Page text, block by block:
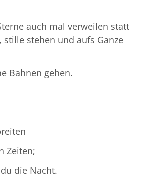
auch mal verweilen statt
stille stehen und aufs Ganze
Bahnen gehen.
Zeiten;
die Nacht.